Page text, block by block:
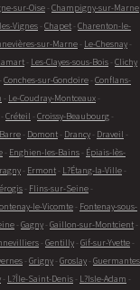
sur-Oise - Champigny-sur-Marne
Vignes - Chapet - Charenton-le-
sur-Marne - Le-Chesnay -
- Les-Clayes-sous-Bois - Clichy
- Conches-sur-Gondoire - Conflans-
- Le-Coudray-Montceaux -
- Créteil - Croissy-Beaubourg -
- Domont - Drancy - Draveil -
- Enghien-les-Bains - Épiais-lès-
- Ermont - L?Étang-la-Ville -
- Flins-sur-Seine -
le-Vicomte - Fontenay-sous-
- Gagny - Gaillon-sur-Montcient -
- Gentilly - Gif-sur-Yvette -
- Grigny - Groslay - Guermantes
- L?Île-Saint-Denis - L?Isle-Adam -